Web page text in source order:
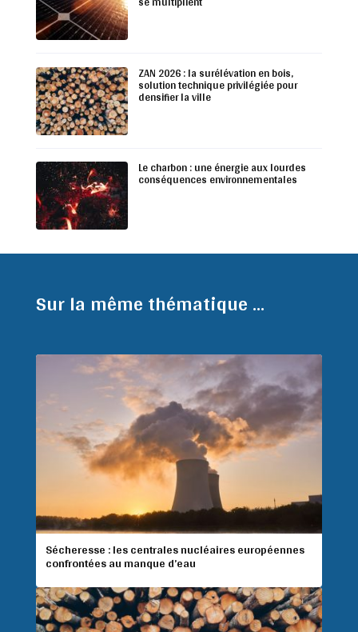
ZAN 2026 : la surélévation en bois,
solution technique privilégiée pour
densifier la ville
Le charbon : une énergie aux lourdes
conséquences environnementales
Sur la même thématique ...
Sécheresse : les centrales nucléaires européennes
confrontées au manque d’eau